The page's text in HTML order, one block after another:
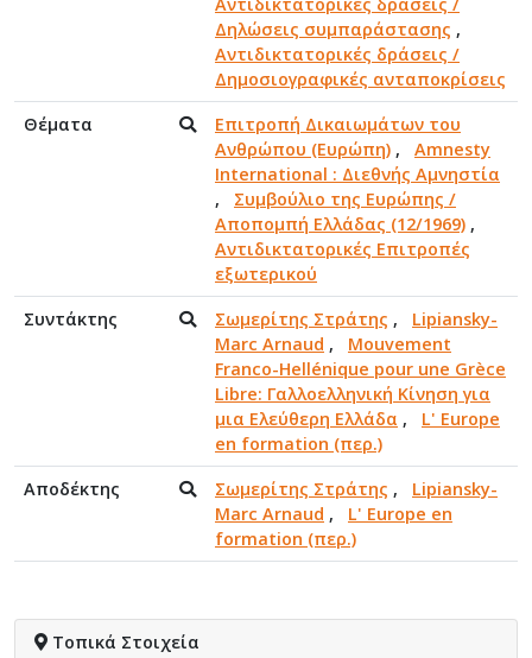
Δηλώσεις συμπαράστασης ,
Αντιδικτατορικές δράσεις /
Δημοσιογραφικές ανταποκρίσεις
Θέματα
Επιτροπή Δικαιωμάτων του
Ανθρώπου (Ευρώπη) , Amnesty
International : Διεθνής Αμνηστία
, Συμβούλιο της Ευρώπης /
Αποπομπή Ελλάδας (12/1969) ,
Αντιδικτατορικές Επιτροπές
εξωτερικού
Συντάκτης
Σωμερίτης Στράτης , Lipiansky-
Marc Arnaud , Mouvement
Franco-Hellénique pour une Grèce
Libre: Γαλλοελληνική Κίνηση για
μια Ελεύθερη Ελλάδα , L' Europe
en formation (περ.)
Αποδέκτης
Σωμερίτης Στράτης , Lipiansky-
Marc Arnaud , L' Europe en
formation (περ.)
Τοπικά Στοιχεία